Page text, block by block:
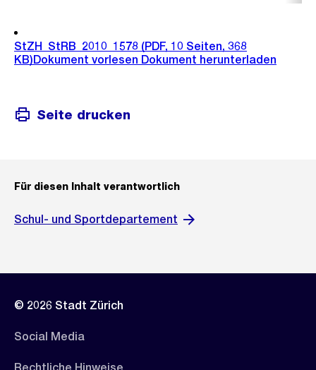
StZH_StRB_2010_1578 (PDF, 10 Seiten, 368
KB)Dokument vorlesen Dokument herunterladen
Seite drucken
Für diesen Inhalt verantwortlich
Schul- und Sportdepartement
© 2026 Stadt Zürich
Social Media